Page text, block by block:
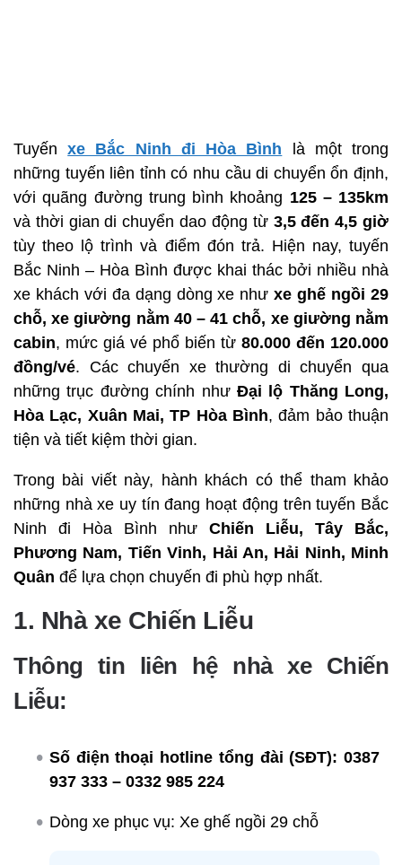
Tuyếnxe Bắc Ninh đi Hòa Bình là một trong
những tuyến liên tỉnh có nhu cầu di chuyển ổn định,
với quãng đường trung bình khoảng 125 – 135km
và thời gian di chuyển dao động từ 3,5 đến 4,5 giờ
tùy theo lộ trình và điểm đón trả. Hiện nay, tuyến
Bắc Ninh – Hòa Bình được khai thác bởi nhiều nhà
xe khách với đa dạng dòng xe nhưxe ghế ngồi 29
chỗ, xe giường nằm 40 – 41 chỗ, xe giường nằm
cabin, mức giá vé phổ biến từ 80.000 đến 120.000
đồng/vé. Các chuyến xe thường di chuyển qua
những trục đường chính như Đại lộ Thăng Long,
Hòa Lạc, Xuân Mai, TP Hòa Bình, đảm bảo thuận
tiện và tiết kiệm thời gian.
Trong bài viết này, hành khách có thể tham khảo
những nhà xe uy tín đang hoạt động trên tuyến Bắc
Ninh đi Hòa Bình như Chiến Liễu, Tây Bắc,
Phương Nam, Tiến Vinh, Hải An, Hải Ninh, Minh
Quân để lựa chọn chuyến đi phù hợp nhất.
1. Nhà xe Chiến Liễu
Thông tin liên hệ nhà xe Chiến
Liễu:
Số điện thoại hotline tổng đài (SĐT): 0387
937 333 – 0332 985 224
Dòng xe phục vụ: Xe ghế ngồi 29 chỗ